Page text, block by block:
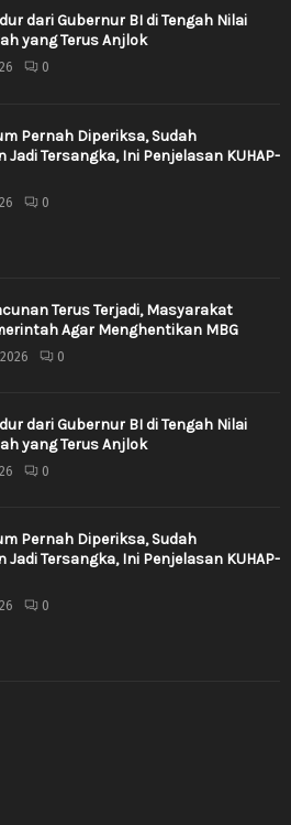
dari Gubernur BI di Tengah Nilai
yang Terus Anjlok
0
Pernah Diperiksa, Sudah
Jadi Tersangka, Ini Penjelasan KUHAP-
0
Terus Terjadi, Masyarakat
Agar Menghentikan MBG
0
dari Gubernur BI di Tengah Nilai
yang Terus Anjlok
0
Pernah Diperiksa, Sudah
Jadi Tersangka, Ini Penjelasan KUHAP-
0